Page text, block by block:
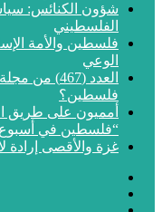
شؤون الكنائس:
الفلسطيني
فلسطين والأمة
الوعي
العدد
فلسطين؟
“فلسطين في
غزة والأقصى إرادة لا